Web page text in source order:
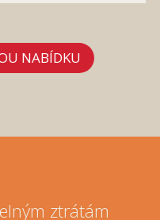
NABÍDKU
ztrátám